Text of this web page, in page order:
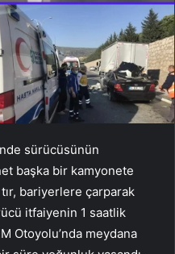
sürücüsünün
başka bir kamyonete
bariyerlere çarparak
itfaiyenin 1 saatlik
Otoyolu’nda meydana